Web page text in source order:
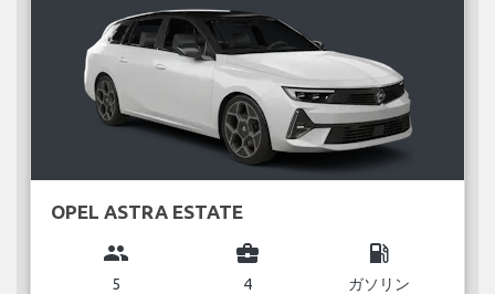
OPEL ASTRA ESTATE
group
5
business_center
4
local_gas_station
ガソリン